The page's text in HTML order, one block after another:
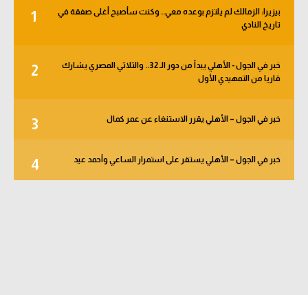
1
بيزيرا: الزمالك لم يلتزم بوعده معي.. وكنت سأصبح أغلى صفقة في
تاريخ النادي
2
خبر في الجول - الأهلي يبدأ من دور الـ 32.. والثلاثي المصري يشارك
قاريا من التمهيدي الأول
3 خبر في الجول – الأهلي يقرر الاستنغاء عن عمر كمال
4 خبر في الجول – الأهلي يستقر على استمرار الساعي وأحمد عيد